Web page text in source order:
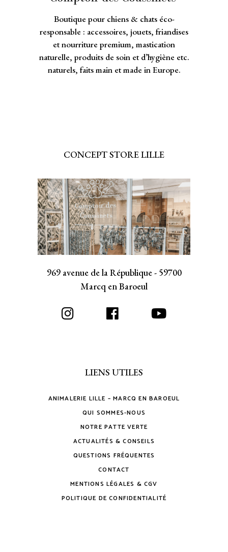
Boutique pour chiens & chats éco-
responsable : accessoires, jouets, friandises
et nourriture premium, mastication
naturelle, produits de soin et d’hygiène etc.
naturels, faits main et made in Europe.
CONCEPT STORE LILLE
969 avenue de la République - 59700
Marcq en Baroeul
LIENS UTILES
ANIMALERIE LILLE – MARCQ EN BAROEUL
QUI SOMMES-NOUS
NOTRE PATTE VERTE
ACTUALITÉS & CONSEILS
QUESTIONS FRÉQUENTES
CONTACT
MENTIONS LÉGALES & CGV
POLITIQUE DE CONFIDENTIALITÉ